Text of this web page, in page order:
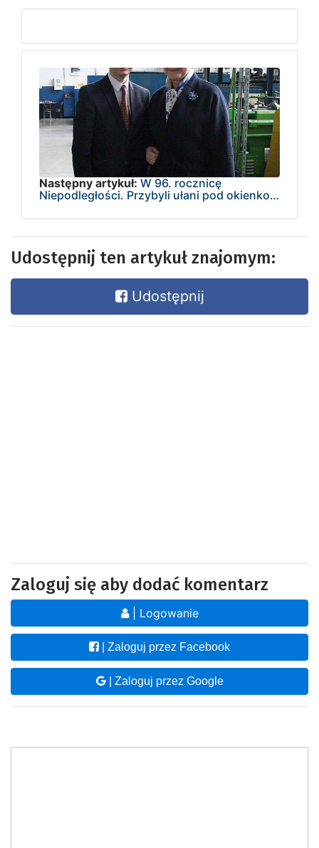
Następny artykuł: W 96. rocznicę
Niepodległości. Przybyli ułani pod okienko…
Udostępnij ten artykuł znajomym:
Udostępnij
Zaloguj się aby dodać komentarz
| Logowanie
| Zaloguj przez Facebook
| Zaloguj przez Google